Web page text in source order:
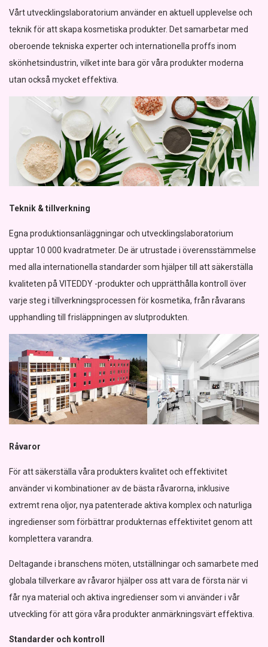
Vårt utvecklingslaboratorium använder en aktuell upplevelse och
teknik för att skapa kosmetiska produkter. Det samarbetar med
oberoende tekniska experter och internationella proffs inom
skönhetsindustrin, vilket inte bara gör våra produkter moderna
utan också mycket effektiva.
Teknik & tillverkning
Egna produktionsanläggningar och utvecklingslaboratorium
upptar 10 000 kvadratmeter. De är utrustade i överensstämmelse
med alla internationella standarder som hjälper till att säkerställa
kvaliteten på VITEDDY -produkter och upprätthålla kontroll över
varje steg i tillverkningsprocessen för kosmetika, från råvarans
upphandling till frisläppningen av slutprodukten.
Råvaror
För att säkerställa våra produkters kvalitet och effektivitet
använder vi kombinationer av de bästa råvarorna, inklusive
extremt rena oljor, nya patenterade aktiva komplex och naturliga
ingredienser som förbättrar produkternas effektivitet genom att
komplettera varandra.
Deltagande i branschens möten, utställningar och samarbete med
globala tillverkare av råvaror hjälper oss att vara de första när vi
får nya material och aktiva ingredienser som vi använder i vår
utveckling för att göra våra produkter anmärkningsvärt effektiva.
Standarder och kontroll